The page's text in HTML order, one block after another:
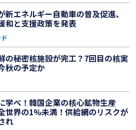
新エネルギー自動車の普及促進、
和と支援政策を発表
の秘密核施設が完工？7回目の核実
秋の予定か
学べ！韓国企業の核心鉱物生産
世界の1%未満！供給網のリスクが
れ